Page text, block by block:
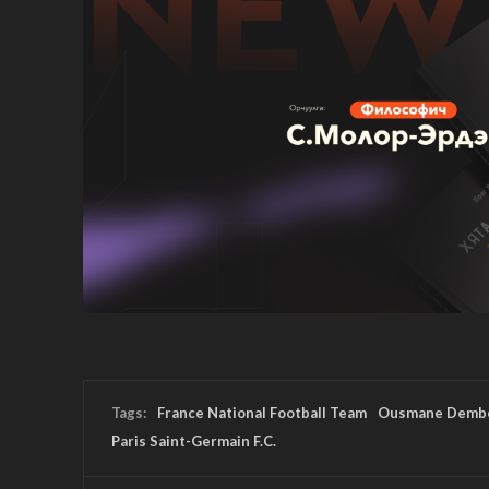
Tags: France National Football Team
Ousmane
Paris Saint-Germain F.C.